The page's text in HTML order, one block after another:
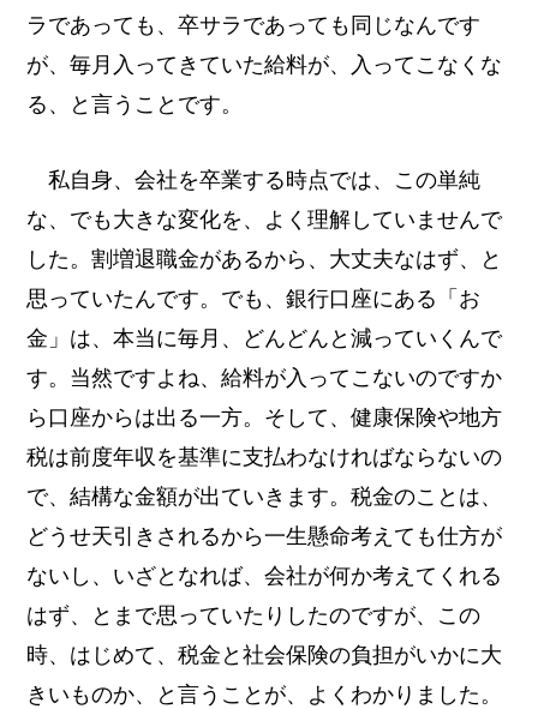
ラであっても、卒サラであっても同じなんです
が、毎月入ってきていた給料が、入ってこなくな
る、と言うことです。
私自身、会社を卒業する時点では、この単純
な、でも大きな変化を、よく理解していませんで
した。割増退職金があるから、大丈夫なはず、と
思っていたんです。でも、銀行口座にある「お
金」は、本当に毎月、どんどんと減っていくんで
す。当然ですよね、給料が入ってこないのですか
ら口座からは出る一方。そして、健康保険や地方
税は前度年収を基準に支払わなければならないの
で、結構な金額が出ていきます。税金のことは、
どうせ天引きされるから一生懸命考えても仕方が
ないし、いざとなれば、会社が何か考えてくれる
はず、とまで思っていたりしたのですが、この
時、はじめて、税金と社会保険の負担がいかに大
きいものか、と言うことが、よくわかりました。